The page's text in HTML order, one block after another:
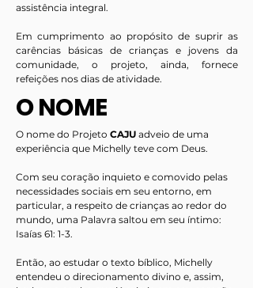
assistência integral.
Em cumprimento ao propósito de suprir as
carências básicas de crianças e jovens da
comunidade, o projeto, ainda, fornece
refeições nos dias de atividade.
O NOME
O nome do Projeto CAJU adveio de uma
experiência que Michelly teve com Deus.
Com seu coração inquieto e comovido pelas
necessidades sociais em seu entorno, em
particular, a respeito de crianças ao redor do
mundo, uma Palavra saltou em seu íntimo:
Isaías 61: 1-3.
Então, ao estudar o texto bíblico, Michelly
entendeu o direcionamento divino e, assim,